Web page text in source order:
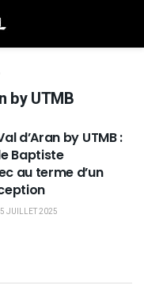
by UTMB
d’Aran by UTMB :
Baptiste
au terme d’un
5 JUILLET 2025